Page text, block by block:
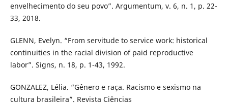
envelhecimento do seu povo”. Argumentum, v. 6, n. 1, p. 22-
33, 2018.
GLENN, Evelyn. “From servitude to service work: historical
continuities in the racial division of paid reproductive
labor”. Signs, n. 18, p. 1-43, 1992.
GONZALEZ, Lélia. “Gênero e raça. Racismo e sexismo na
cultura brasileira”. Revista Ciências